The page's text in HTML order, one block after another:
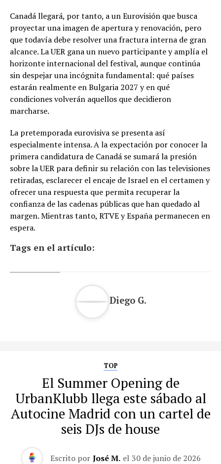
Canadá llegará, por tanto, a un Eurovisión que busca
proyectar una imagen de apertura y renovación, pero
que todavía debe resolver una fractura interna de gran
alcance. La UER gana un nuevo participante y amplía el
horizonte internacional del festival, aunque continúa
sin despejar una incógnita fundamental: qué países
estarán realmente en Bulgaria 2027 y en qué
condiciones volverán aquellos que decidieron
marcharse.
La pretemporada eurovisiva se presenta así
especialmente intensa. A la expectación por conocer la
primera candidatura de Canadá se sumará la presión
sobre la UER para definir su relación con las televisiones
retiradas, esclarecer el encaje de Israel en el certamen y
ofrecer una respuesta que permita recuperar la
confianza de las cadenas públicas que han quedado al
margen. Mientras tanto, RTVE y España permanecen en
espera.
Tags en el artículo:
Diego G.
TOP
El Summer Opening de
UrbanKlubb llega este sábado al
Autocine Madrid con un cartel de
seis DJs de house
Escrito por José M. el 30 de junio de 2026